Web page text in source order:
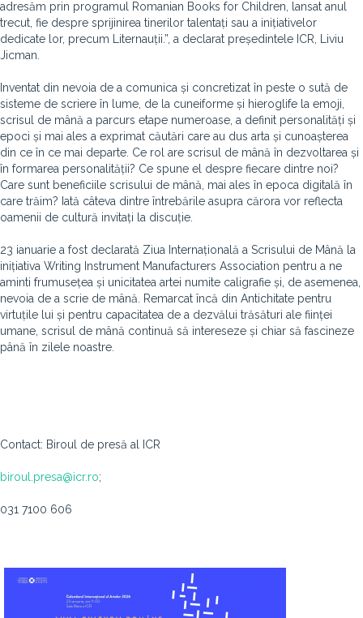
adresăm prin programul Romanian Books for Children, lansat anul
trecut, fie despre sprijinirea tinerilor talentați sau a inițiativelor
dedicate lor, precum Liternauții.”, a declarat președintele ICR, Liviu
Jicman.
Inventat din nevoia de a comunica și concretizat în peste o sută de
sisteme de scriere în lume, de la cuneiforme și hieroglife la emoji,
scrisul de mână a parcurs etape numeroase, a definit personalități și
epoci și mai ales a exprimat căutări care au dus arta și cunoașterea
din ce în ce mai departe. Ce rol are scrisul de mână în dezvoltarea și
în formarea personalității? Ce spune el despre fiecare dintre noi?
Care sunt beneficiile scrisului de mână, mai ales în epoca digitală în
care trăim? Iată câteva dintre întrebările asupra cărora vor reflecta
oamenii de cultură invitați la discuție.
23 ianuarie a fost declarată Ziua Internațională a Scrisului de Mână la
inițiativa Writing Instrument Manufacturers Association pentru a ne
aminti frumusețea și unicitatea artei numite caligrafie și, de asemenea,
nevoia de a scrie de mână. Remarcat încă din Antichitate pentru
virtuțile lui și pentru capacitatea de a dezvălui trăsături ale ființei
umane, scrisul de mână continuă să intereseze și chiar să fascineze
până în zilele noastre.
Contact: Biroul de presă al ICR
biroul.presa@icr.ro;
031 7100 606